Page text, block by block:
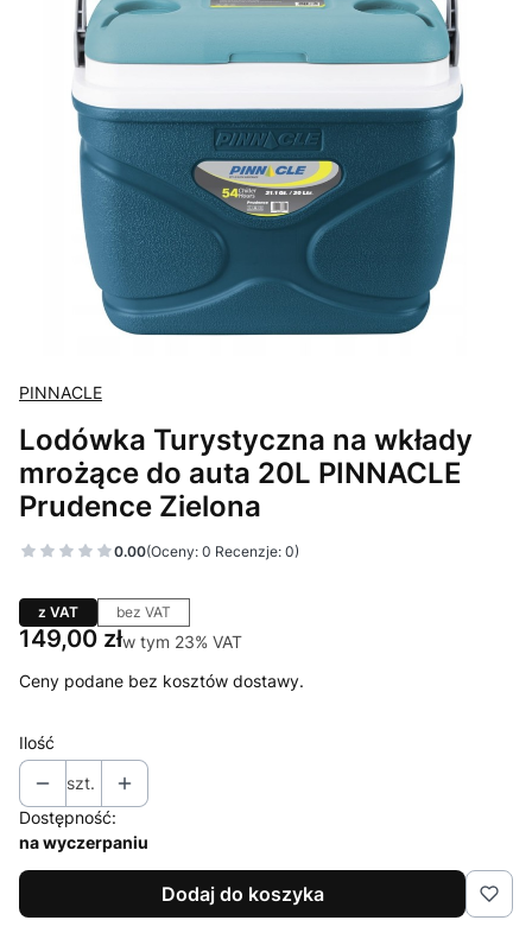
PINNACLE
Lodówka Turystyczna na wkłady
mrożące do auta 20L PINNACLE
Prudence Zielona
0.00(Oceny: 0 Recenzje: 0)
z VAT bez VAT
Cena
149,00 złw tym 23% VAT
w tym 23% VAT
Ceny podane bez kosztów dostawy.
Ilość
szt.
Dostępność:
na wyczerpaniu
Dodaj do koszyka